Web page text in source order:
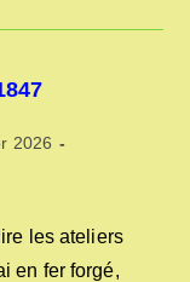
2026
les ateliers
en fer forgé,